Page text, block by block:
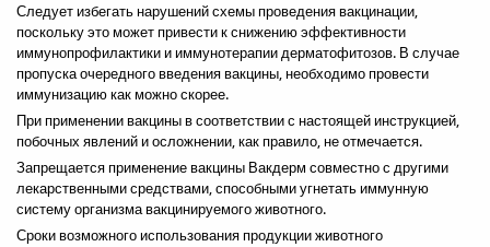
Следует избегать нарушений схемы проведения вакцинации,
поскольку это может привести к снижению эффективности
иммунопрофилактики и иммунотерапии дерматофитозов. В случае
пропуска очередного введения вакцины, необходимо провести
иммунизацию как можно скорее.
При применении вакцины в соответствии с настоящей инструкцией,
побочных явлений и осложнении, как правило, не отмечается.
Запрещается применение вакцины Вакдерм совместно с другими
лекарственными средствами, способными угнетать иммунную
систему организма вакцинируемого животного.
Сроки возможного использования продукции животного
Страна
Телефон
Тема*